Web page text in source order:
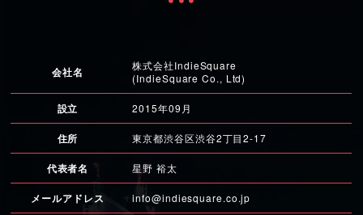
会社名
株式会社IndieSquare
(IndieSquare Co., Ltd)
設立 2015年09月
住所 東京都渋谷区渋谷2丁目2-17
代表者名 星野 裕太
メールアドレス info@indiesquare.co.jp